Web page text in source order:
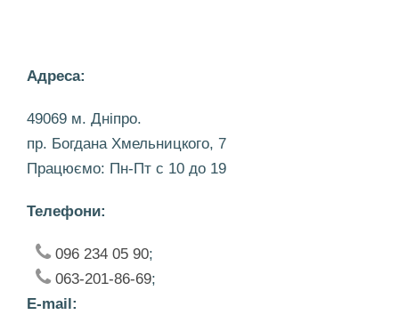
Адреса:
49069 м. Дніпро.
пр. Богдана Хмельницкого, 7
Працюємо: Пн-Пт c 10 до 19
Телефони:
096 234 05 90;
063-201-86-69;
E-mail: